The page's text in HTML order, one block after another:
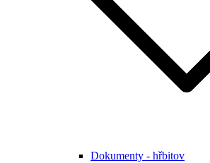
Dokumenty - hřbitov